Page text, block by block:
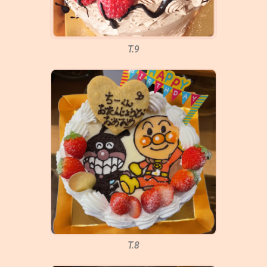
T.9
T.8